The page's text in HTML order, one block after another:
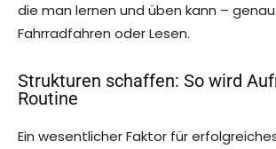
die man lernen und üben kann –
Fahrradfahren oder Lesen.
Strukturen schaffen: So wird
Routine
Ein wesentlicher Faktor für